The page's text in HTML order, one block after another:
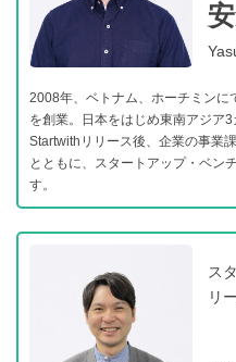
2008年、ベトナム、ホーチミンに
を創業。日本をはじめ東南アジア
Startwithリリース後、企業の事業
とともに、スタートアップ・ベン
す。
ス
リ